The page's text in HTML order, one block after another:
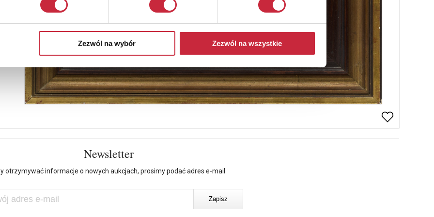
Zezwól na wybór Zezwól na wszystkie
Newsletter
otrzymywać informacje o nowych aukcjach, prosimy podać adres e-mail